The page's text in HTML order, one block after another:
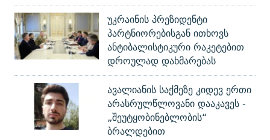
უკრაინის პრეზიდენტი
პარტნიორებისგან ითხოვს
ანტიბალისტიკური რაკეტებით
დროულად დახმარებას
ავალიანის საქმეზე კიდევ ერთი
არასრულწლოვანი დააკავეს -
„შეუტყობინებლობის“
ბრალდებით